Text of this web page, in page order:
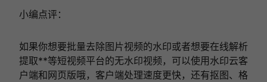
小编点评：
如果你想要批量去除图片视频的水印或者想要在线解析
提取**等短视频平台的无水印视频，可以使用水印云客
户端和网页版哦，客户端处理速度更快，还有抠图、格